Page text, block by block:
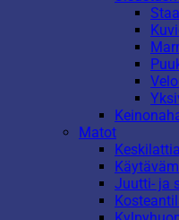
Matot
Juutti- ja